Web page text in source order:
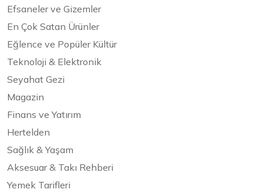
Efsaneler ve Gizemler
En Çok Satan Ürünler
Eğlence ve Popüler Kültür
Teknoloji & Elektronik
Seyahat Gezi
Magazin
Finans ve Yatırım
Hertelden
Sağlık & Yaşam
Aksesuar & Takı Rehberi
Yemek Tarifleri